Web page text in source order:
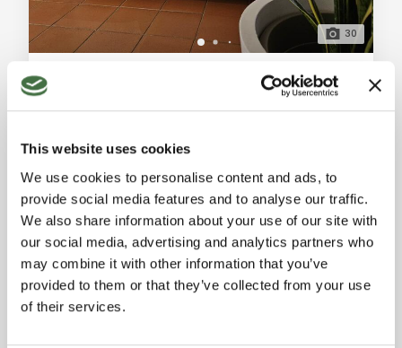
This website uses cookies
We use cookies to personalise content and ads, to
provide social media features and to analyse our traffic.
We also share information about your use of our site with
our social media, advertising and analytics partners who
may combine it with other information that you’ve
provided to them or that they’ve collected from your use
of their services.
30
antico casale. 128 mq al piano terra con 2 camere, 2
bagni, cucina con penisola, soggiorno con camino e
giardino privato. Include garage e cantina collegati
internamente. Possibilità di acquisto chiesetta privata.
Ottime condizioni, arredato. Descrizione Generale:
Immerso nella suggestiva campagna che circonda
Suvereto, all'interno di un piccoli
APPARTAMENTO
330.000 €